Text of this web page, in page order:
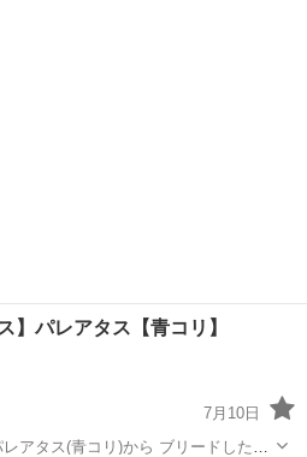
】パレアタス【青コリ】
7月10日
アタス(青コリ)から ブリードした個